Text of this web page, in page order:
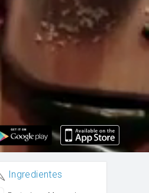
Ingredientes